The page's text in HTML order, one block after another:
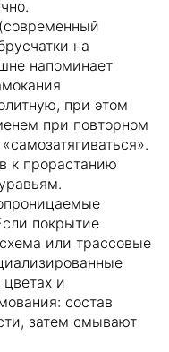
на
напоминает
при этом
при повторном
к прорастанию
покрытие
или трассовые
и
состав
затем смывают